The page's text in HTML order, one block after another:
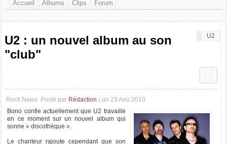
Accueil Albums Clips Forum
U2
U2 : un nouvel album au son
"club"
Rock News Posté par Rédaction Lun 23 Aou 2010
Bono confie actuellement que U2 travaille
en ce moment sur un nouvel album qui
sonne « discothèque ».
Le chanteur rajoute cependant que son